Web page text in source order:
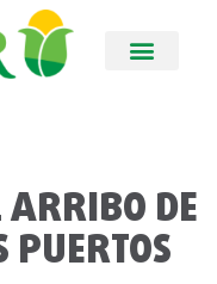
DE
PUERTOS